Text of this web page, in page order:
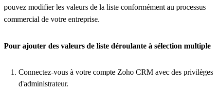
pouvez modifier les valeurs de la liste conformément au processus
commercial de votre entreprise.
Pour ajouter des valeurs de liste déroulante à sélection multiple
Connectez-vous à votre compte Zoho CRM avec des privilèges
d'administrateur.